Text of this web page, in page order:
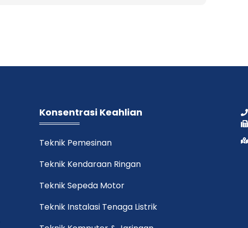
Konsentrasi Keahlian
Teknik Pemesinan
Teknik Kendaraan Ringan
Teknik Sepeda Motor
Teknik Instalasi Tenaga Listrik